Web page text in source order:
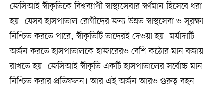
জেসিআই স্বীকৃতিকে বিশ্বব্যাপী স্বাস্থ্যসেবার স্বর্ণমান হিসেবে ধরা
হয়। যেসব হাসপাতাল রোগীদের জন্য উন্নত স্বাস্থসেবা ও সুরক্ষা
নিশ্চিত করতে পারে, স্বীকৃতিটি তাদেরই দেওয়া হয়। মর্যাদাটি
অর্জন করতে হাসপাতালকে হাজারেরও বেশি কঠোর মান বজায়
রাখতে হয়। জেসিআই স্বীকৃতি একটি হাসপাতালের সর্বোচ্চ মান
নিশ্চিত করার প্রতিফলন। আর এই অর্জন আরও গুরুত্ব বহন